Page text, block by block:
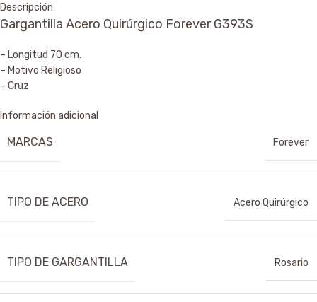
Descripción
Gargantilla Acero Quirúrgico Forever G393S
– Longitud 70 cm.
– Motivo Religioso
– Cruz
Información adicional
MARCAS Forever
TIPO DE ACERO Acero Quirúrgico
TIPO DE GARGANTILLA Rosario